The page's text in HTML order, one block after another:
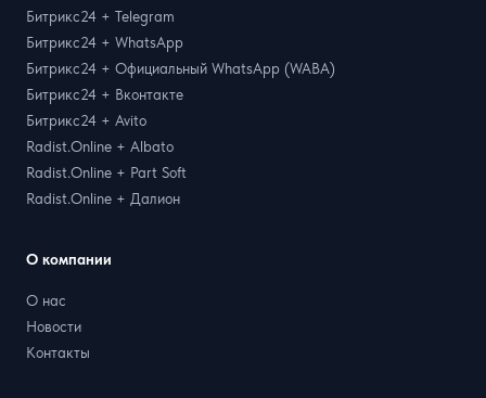
Битрикс24 + Telegram
Битрикс24 + WhatsApp
Битрикс24 + Официальный WhatsApp (WABA)
Битрикс24 + Вконтакте
Битрикс24 + Avito
Radist.Online + Albato
Radist.Online + Part Soft
Radist.Online + Далион
О компании
О нас
Новости
Контакты